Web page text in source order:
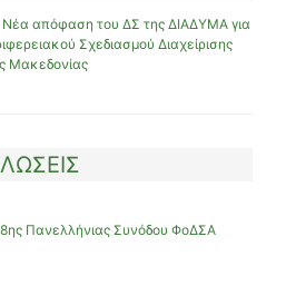
απόφαση του ΔΣ της ΔΙΑΔΥΜΑ για
Σχεδιασμού Διαχείρισης
Μακεδονίας
Πανελλήνιας Συνόδου ΦοΔΣΑ